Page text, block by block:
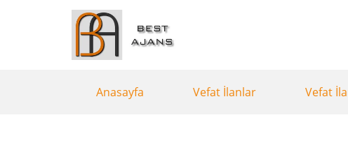
Anasayfa Vefat İlanlar Vefat